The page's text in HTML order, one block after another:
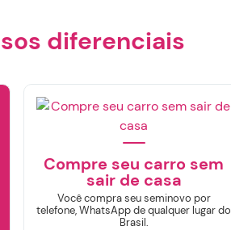
diferenciais
Compre seu carro sem
sair de casa
Você compra seu seminovo por
telefone, WhatsApp de qualquer lugar do
Brasil.